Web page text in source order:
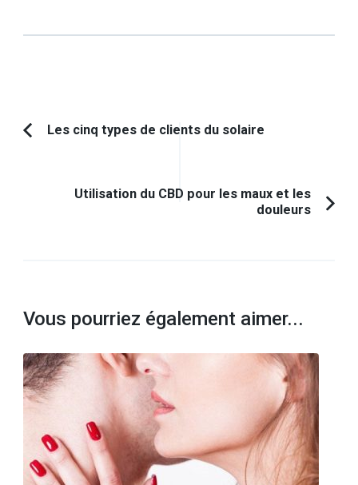
Navigation
Article
Les cinq types de clients du solaire
Utilisation du CBD pour les maux et les
douleurs
Vous pourriez également aimer...